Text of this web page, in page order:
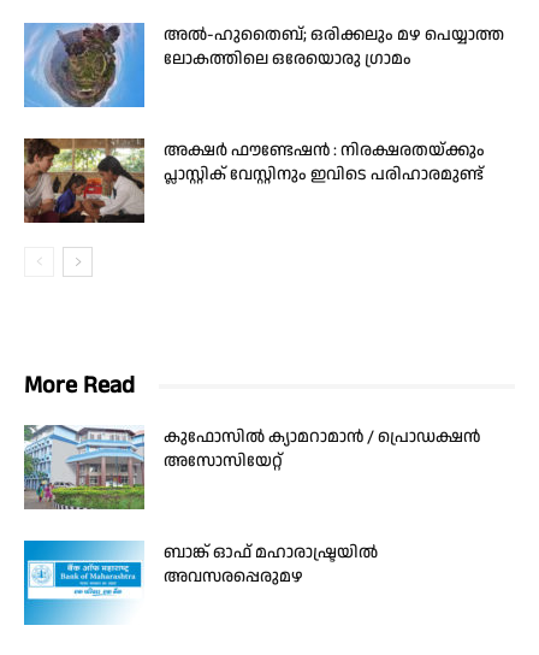
അൽ-ഹുതൈബ്; ഒരിക്കലും മഴ പെയ്യാത്ത
ലോകത്തിലെ ഒരേയൊരു ഗ്രാമം
അക്ഷർ ഫൗണ്ടേഷൻ : നിരക്ഷരതയ്ക്കും
പ്ലാസ്റ്റിക് വേസ്റ്റിനും ഇവിടെ പരിഹാരമുണ്ട്
More Read
കുഫോസിൽ ക്യാമറാമാൻ / പ്രൊഡക്ഷൻ
അസോസിയേറ്റ്
ബാങ്ക് ഓഫ് മഹാരാഷ്ട്രയിൽ
അവസരപ്പെരുമഴ